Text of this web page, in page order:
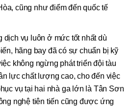
cũng như điểm đến quốc tế
vụ luôn ở mức tốt nhất dù
hãng bay đã có sự chuẩn bị kỹ
không ngừng phát triển đội tàu
lực chất lượng cao, cho đến việc
vụ tại hai nhà ga lớn là Tân Sơn
nghệ tiên tiến cũng được ứng